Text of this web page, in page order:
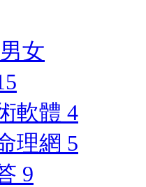
女
軟體 4
理網 5
9